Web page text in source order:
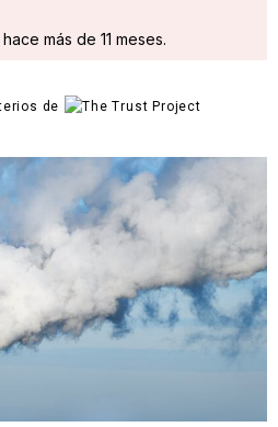
más de 11 meses.
de